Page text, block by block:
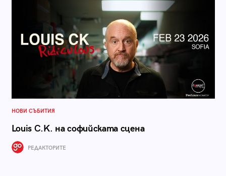
НОВИ СЪБИТИЯ
Louis C.K. на софийската сцена
РЕДАКТОРИТЕ